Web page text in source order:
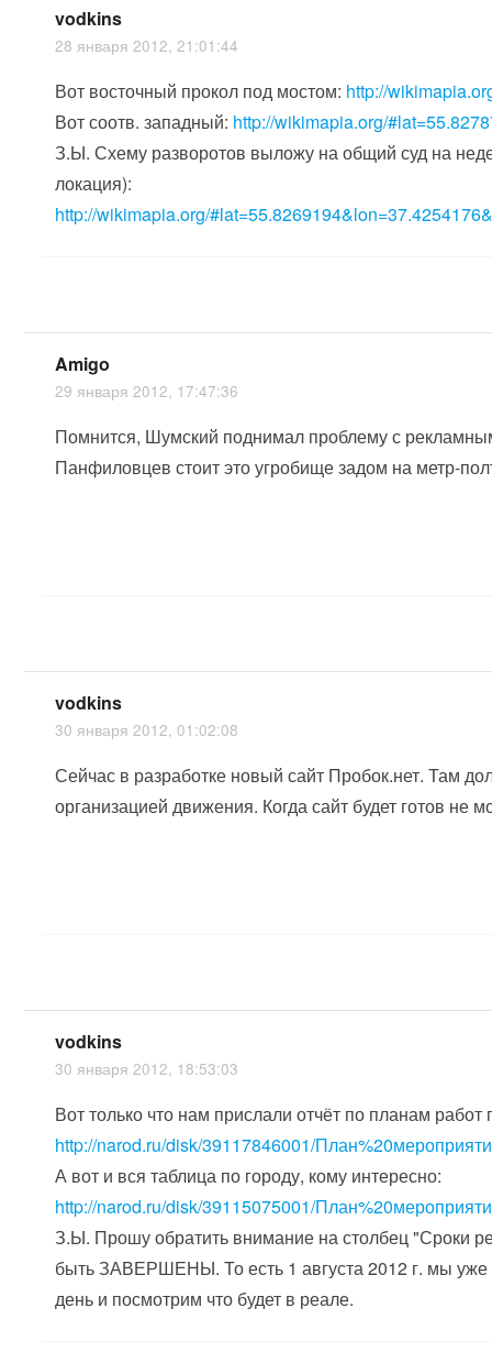
vodkins
28 января 2012, 21:01:44
Вот восточный прокол под мостом: http://
Вот соотв. западный: http://wikimapia.org/
З.Ы. Схему разворотов выложу на общий суд на
локация):
http://wikimapia.org/
Amigo
29 января 2012, 17:47:36
Помнится, Шумский поднимал проблему с
Панфиловцев стоит это угробище задом на метр-
vodkins
30 января 2012, 01:02:08
Сейчас в разработке новый сайт Пробок.нет. Там
организацией движения. Когда сайт будет готов не
vodkins
30 января 2012, 18:53:03
Вот только что нам прислали отчёт по планам
http://narod.ru/disk/39117846001/
А вот и вся таблица по городу, кому интересно:
http://narod.ru/disk/39115075001/
З.Ы. Прошу обратить внимание на столбец "Сроки
быть ЗАВЕРШЕНЫ. То есть 1 августа 2012 г. мы уже
день и посмотрим что будет в реале.